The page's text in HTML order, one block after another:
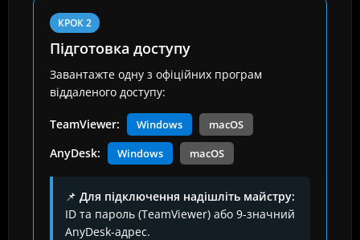
КРОК 2
Підготовка доступу
Завантажте одну з офіційних програм
віддаленого доступу:
TeamViewer: Windows macOS
AnyDesk: Windows macOS
📌 Для підключення надішліть майстру:
ID та пароль (TeamViewer) або 9-значний
AnyDesk-адрес.